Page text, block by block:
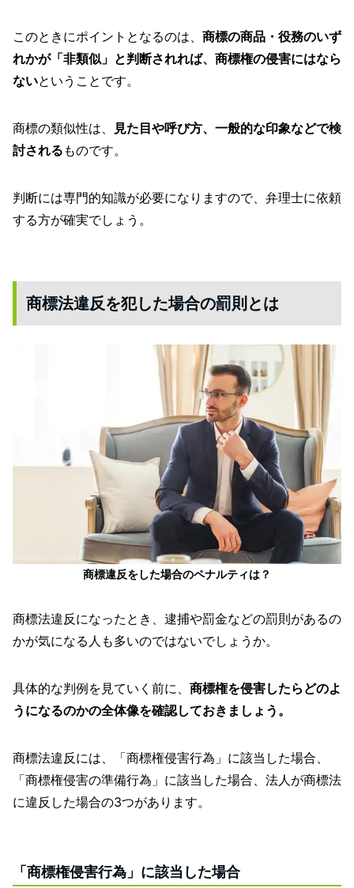
このときにポイントとなるのは、 商標の商品・役務のいず
れかが「非類似」と判断されれば、商標権の侵害にはなら
ないということです。
商標の類似性は、
見た目や呼び方、一般的な印象などで検
討される ものです。
判断には専門的知識が必要になりますので、弁理士に依頼
する方が確実でしょう。
商標法違反を犯した場合の罰則とは
商標違反をした場合のペナルティは？
商標法違反になったとき、逮捕や罰金などの罰則があるの
かが気になる人も多いのではないでしょうか。
具体的な判例を見ていく前に、 商標権を侵害したらどのよ
うになるのかの全体像を確認しておきましょう。
商標法違反には、「商標権侵害行為」に該当した場合、
「商標権侵害の準備行為」に該当した場合、法人が商標法
に違反した場合の3つがあります。
「商標権侵害行為」に該当した場合